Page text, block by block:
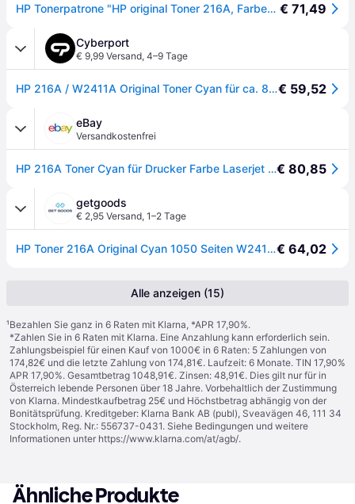
HP Tonerpatrone "HP original Toner 216A, Farben: C/M/Y", blau (cyan), Tonerpatronen, Tonerpatrone € 71,49
Cyberport
€ 9,99 Versand, 4–9 Tage
HP 216A / W2411A Original Toner Cyan für ca. 850 Seiten€ 59,52
eBay
Versandkostenfrei
HP 216A Toner Cyan für Drucker Farbe Laserjet Pro M183FW€ 80,85
getgoods
€ 2,95 Versand, 1–2 Tage
HP Toner 216A Original Cyan 1050 Seiten W2411A€ 64,02
Alle anzeigen (15)
¹Bezahlen Sie ganz in 6 Raten mit Klarna, *APR 17,90%.
*Zahlen Sie in 6 Raten mit Klarna. Eine Anzahlung kann erforderlich sein.
Zahlungsbeispiel für einen Kauf von 1000€ in 6 Raten: 5 Zahlungen von
174,82€ und die letzte Zahlung von 174,81€. Laufzeit: 6 Monate. TIN 17,90%
APR 17,90%. Gesamtbetrag 1048,91€. Zinsen: 48,91€. Dies gilt nur für in
Österreich lebende Personen über 18 Jahre. Vorbehaltlich der Zustimmung
von Klarna. Mindestkaufbetrag 25€ und Höchstbetrag abhängig von der
Bonitätsprüfung. Kreditgeber: Klarna Bank AB (publ), Sveavägen 46, 111 34
Stockholm, Reg. Nr.: 556737-0431. Siehe Bedingungen und weitere
Informationen unter https://www.klarna.com/at/agb/.
Ähnliche Produkte